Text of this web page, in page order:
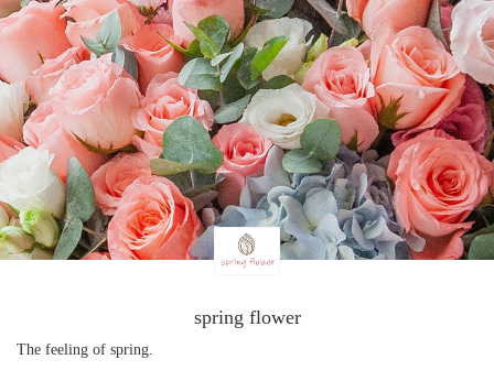
spring flower
The feeling of spring.